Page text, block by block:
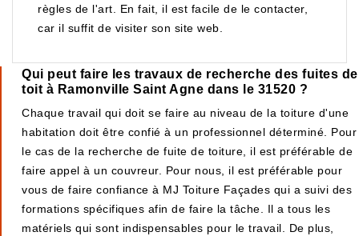
règles de l'art. En fait, il est facile de le contacter,
car il suffit de visiter son site web.
Qui peut faire les travaux de recherche des fuites de
toit à Ramonville Saint Agne dans le 31520 ?
Chaque travail qui doit se faire au niveau de la toiture d'une
habitation doit être confié à un professionnel déterminé. Pour
le cas de la recherche de fuite de toiture, il est préférable de
faire appel à un couvreur. Pour nous, il est préférable pour
vous de faire confiance à MJ Toiture Façades qui a suivi des
formations spécifiques afin de faire la tâche. Il a tous les
matériels qui sont indispensables pour le travail. De plus,